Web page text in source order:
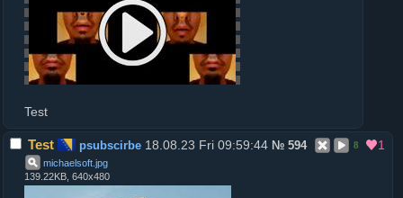
Test
Test psubscirbe 18.08.23 Fri 09:59:44 № 594 8 1
michaelsoft jpg
139.22KB, 640x480